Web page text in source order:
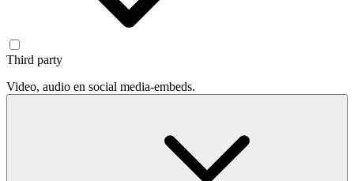
Third party
Video, audio en social media-embeds.